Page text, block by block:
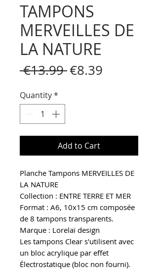
TAMPONS
MERVEILLES DE
LA NATURE
€13.99 Regular
€8.39
Quantity*
Add to Cart
Planche Tampons MERVEILLES DE
LA NATURE
Collection : ENTRE TERRE ET MER
Format : A6, 10x15 cm composée
de 8 tampons transparents.
Marque : Lorelaï design
Les tampons Clear s'utilisent avec
un bloc acrylique par effet
Électrostatique (bloc non fourni).